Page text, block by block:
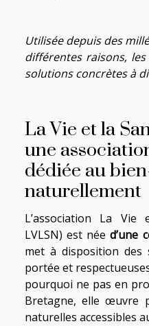
Utilisée depuis des
différentes raisons,
solutions concrètes à
La Vie et la
une
dédiée au
naturellement
L’association La
LVLSN) est néed’une
met à disposition des
portée et
pourquoi ne pas en
Bretagne, elle œuvre
naturelles accessibles